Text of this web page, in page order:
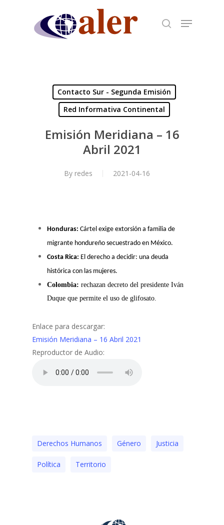
Contacto Sur - Segunda Emisión
Red Informativa Continental
Emisión Meridiana – 16
Abril 2021
By redes 2021-04-16
Honduras: Cártel exige extorsión a familia de
migrante hondureño secuestrado en México.
Costa Rica: El derecho a decidir: una deuda
histórica con las mujeres.
Colombia: rechazan decreto del presidente Iván
Duque que permite el uso de glifosato.
Enlace para descargar:
Emisión Meridiana – 16 Abril 2021
Reproductor de Audio:
Derechos Humanos Género Justicia
Polí­tica Territorio